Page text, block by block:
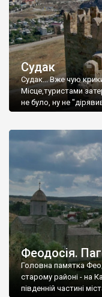
Судак
Судак... Вже чую
Місце,туристами
не було, ну не
Феодосія.
Головна памятка
старому районі - на
південній частині